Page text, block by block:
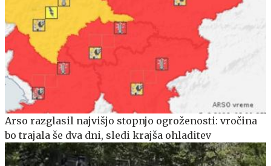
Arso razglasil najvišjo stopnjo ogroženosti: vročina
bo trajala še dva dni, sledi krajša ohladitev